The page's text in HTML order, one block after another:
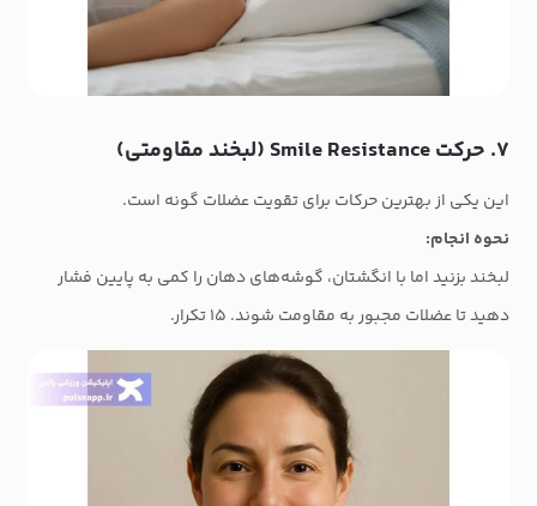
۷. حرکت Smile Resistance (لبخند مقاومتی)
این یکی از بهترین حرکات برای تقویت عضلات گونه است.
نحوه انجام:
لبخند بزنید اما با انگشتان، گوشه‌های دهان را کمی به پایین فشار
دهید تا عضلات مجبور به مقاومت شوند. ۱۵ تکرار.